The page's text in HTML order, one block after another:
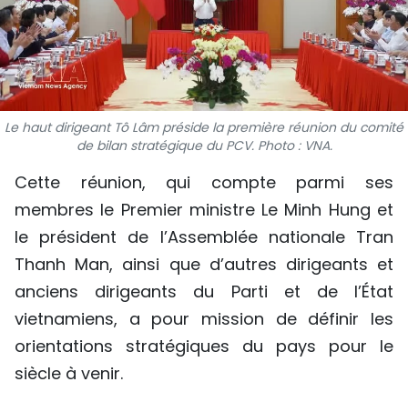
INFOGRAPHIE
PHOTO
VIDÉO
À PROPOS DU "PEUPLE"
TIẾNG VIỆT
ENGLISH
中文
РУССКИЙ
Le haut dirigeant Tô Lâm préside la première réunion du comité
de bilan stratégique du PCV. Photo : VNA.
Cette réunion, qui compte parmi ses
membres le Premier ministre Le Minh Hung et
le président de l’Assemblée nationale Tran
Thanh Man, ainsi que d’autres dirigeants et
anciens dirigeants du Parti et de l’État
vietnamiens, a pour mission de définir les
orientations stratégiques du pays pour le
siècle à venir.